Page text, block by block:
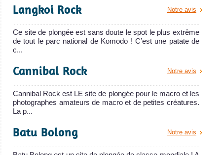
Safari
VI
Le Sea Safari VI
croisi
Avis sur le Bateau
de Croisière
Notre avis
Langkoi Rock
Ce site de plongée est sans doute le spot le plus extrême
de tout le parc national de Komodo ! C’est une patate de
c...
Notre avis
Cannibal Rock
Cannibal Rock est LE site de plongée pour le macro et les
photographes amateurs de macro et de petites créatures.
La p...
Notre avis
Batu Bolong